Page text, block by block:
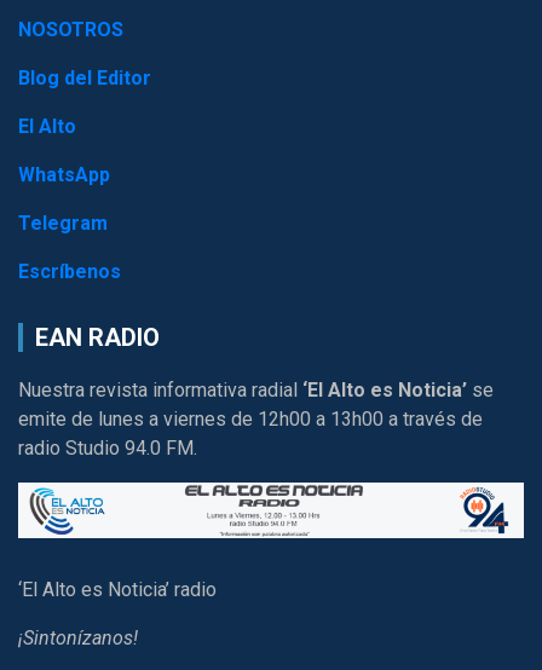
NOSOTROS
Blog del Editor
El Alto
WhatsApp
Telegram
Escríbenos
EAN RADIO
Nuestra revista informativa radial ‘El Alto es Noticia’ se
emite de lunes a viernes de 12h00 a 13h00 a través de
radio Studio 94.0 FM.
‘El Alto es Noticia’ radio
¡Sintonízanos!